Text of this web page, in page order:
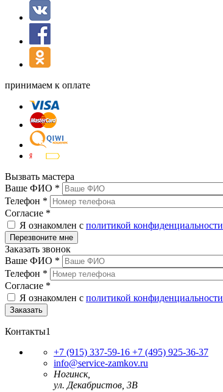
принимаем к оплате
Вызвать мастера
Ваше ФИО *
Телефон *
Согласие *
Я ознакомлен с политикой конфиденциальности
Заказать звонок
Ваше ФИО *
Телефон *
Согласие *
Я ознакомлен с политикой конфиденциальности
Контакты1
+7 (915) 337-59-16 +7 (495) 925-36-37
info@service-zamkov.ru
Ногинск,
ул. Декабристов, 3В